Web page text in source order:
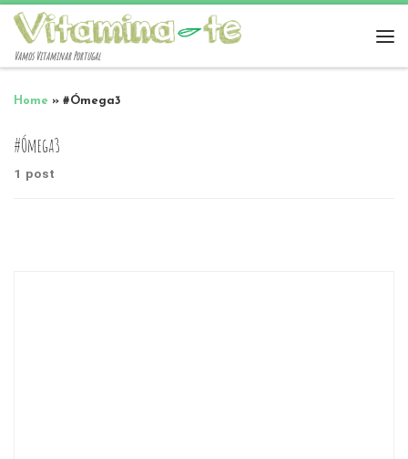
Vamos Vitaminar Portugal
Home » #Ómega3
#Ómega3
1 post